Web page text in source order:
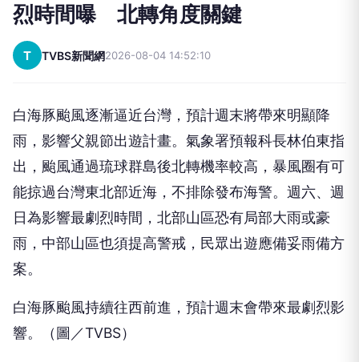
烈時間曝 北轉角度關鍵
T TVBS新聞網2026-08-04 14:52:10
白海豚颱風逐漸逼近台灣，預計週末將帶來明顯降
雨，影響父親節出遊計畫。氣象署預報科長林伯東指
出，颱風通過琉球群島後北轉機率較高，暴風圈有可
能掠過台灣東北部近海，不排除發布海警。週六、週
日為影響最劇烈時間，北部山區恐有局部大雨或豪
雨，中部山區也須提高警戒，民眾出遊應備妥雨備方
案。
白海豚颱風持續往西前進，預計週末會帶來最劇烈影
響。（圖／TVBS）